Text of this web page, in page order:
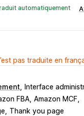
automatiquement
pas traduite en
Interface
FBA Amazon MCF
Thank you page